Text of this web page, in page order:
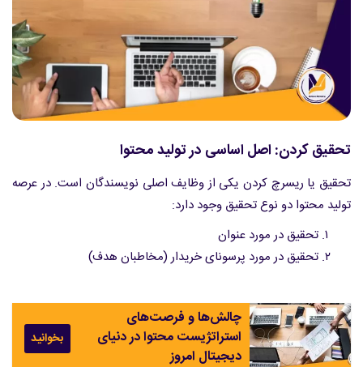
تحقیق کردن: اصل اساسی در تولید محتوا
تحقیق یا ریسرچ کردن یکی از وظایف اصلی نویسندگان است. در عرصه
تولید محتوا دو نوع تحقیق وجود دارد:
تحقیق در مورد عنوان
تحقیق در مورد پرسونای خریدار (مخاطبان هدف)
چالش‌ها و فرصت‌های
استراتژیست محتوا در دنیای
دیجیتال امروز
بخوانید